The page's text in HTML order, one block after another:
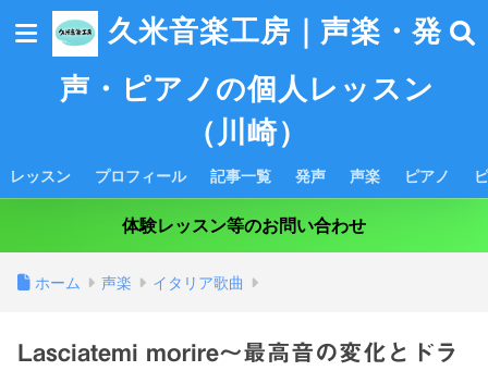
久米音楽工房｜声楽・発
声・ピアノの個人レッスン
（川崎）
レッスン プロフィール 記事一覧 発声 声楽 ピアノ
体験レッスン等のお問い合わせ
ホーム 声楽 イタリア歌曲
Lasciatemi morire～最高音の変化とドラ